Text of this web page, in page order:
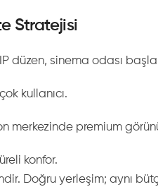
Stratejisi
düzen, sinema odası
kullanıcı.
merkezinde premium
konfor.
Doğru yerleşim; aynı